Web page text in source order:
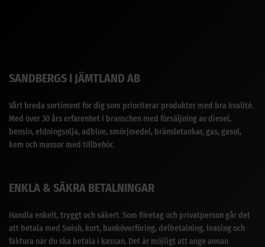
SANDBERGS I JÄMTLAND AB
Vårt breda sortiment för dig som prioriterar produkter med bra kvalité.
Med över 30 års erfarenhet i branschen med försäljning av diesel,
bensin, eldningsolja, adblue, smörjmedel, bränsletankar, gas, gasol,
kem och massor med tillbehör.
ENKLA & SÄKRA BETALNINGAR
Handla enkelt, tryggt och säkert. Som företag och privatperson går det
att betala med Swish, kort, banköverföring, delbetalning, leasing och
faktura när du ska betala i kassan. Det är möjligt att ange annan